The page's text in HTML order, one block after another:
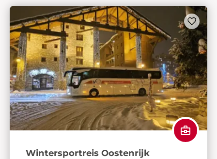
Wintersportreis Oostenrijk